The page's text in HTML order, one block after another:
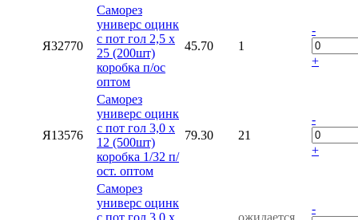
Я32770
Саморез
универс оцинк
с пот гол 2,5 х
25 (200шт)
коробка п/ос
оптом
45.70 1
-
+
Я13576
Саморез
универс оцинк
с пот гол 3,0 х
12 (500шт)
коробка 1/32 п/
ост. оптом
79.30 21
-
+
Саморез
универс оцинк
с пот гол 3,0 х
ожидается
-